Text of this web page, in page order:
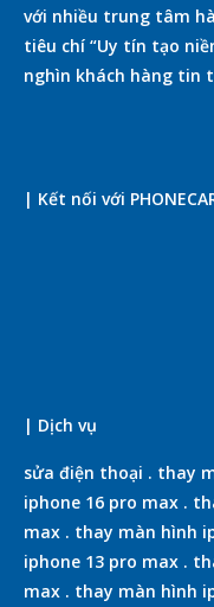
với nhiều trung tâm
tiêu chí “Uy tín tạo
nghìn khách hàng tin
| Kết nối với
| Dịch vụ
sửa điện thoại . thay
iphone 16 pro max .
max . thay màn hình
iphone 13 pro max .
max . thay màn hình